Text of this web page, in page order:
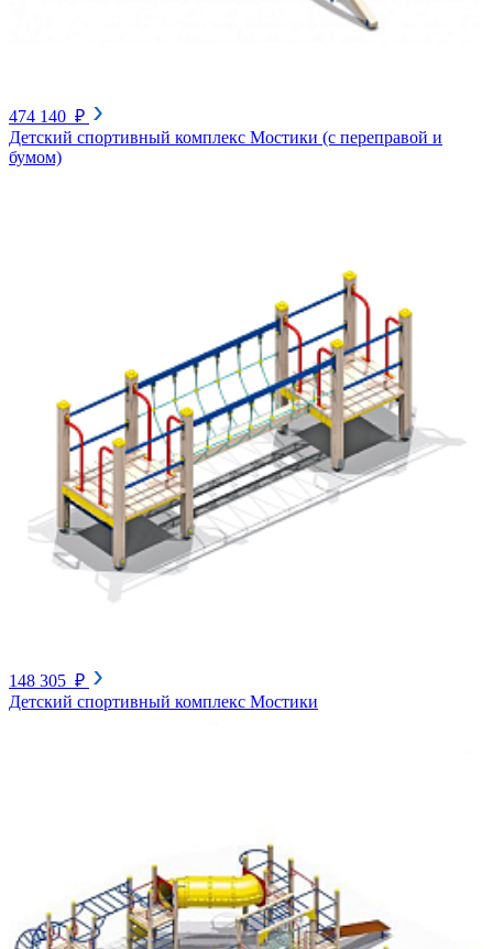
474 140 ₽
Детский спортивный комплекс Мостики (с переправой и
бумом)
148 305 ₽
Детский спортивный комплекс Мостики